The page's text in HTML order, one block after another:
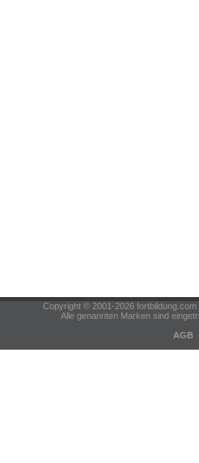
Copyright © 2001-2026
Alle genannten Marken sind
AGB